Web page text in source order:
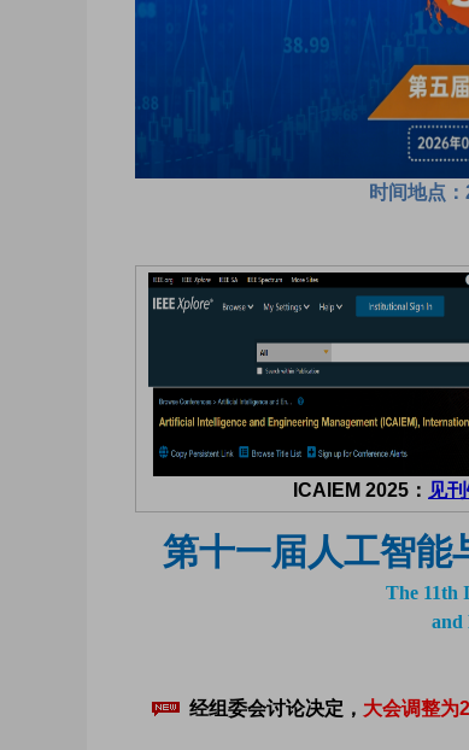
时间地点
ICAIEM 2025： 见
第十一届人工智能
The 11th
and
经组委会讨论决定， 大会调整为